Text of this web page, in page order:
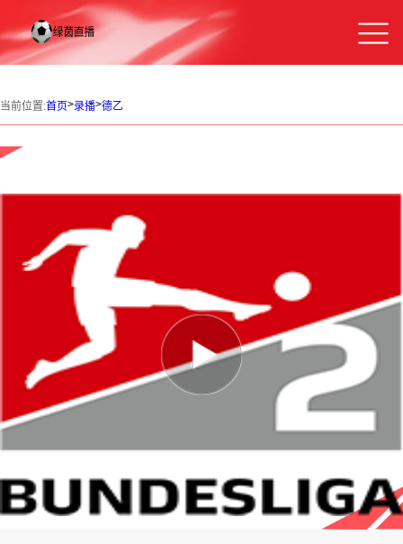
当前位置:首页>录播>德乙